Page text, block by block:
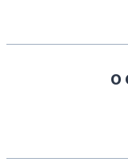
g
O